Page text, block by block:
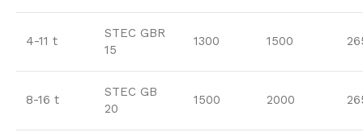
4-11 t
STEC GBR
15
1300 1500
8-16 t
STEC GB
20
1500 2000